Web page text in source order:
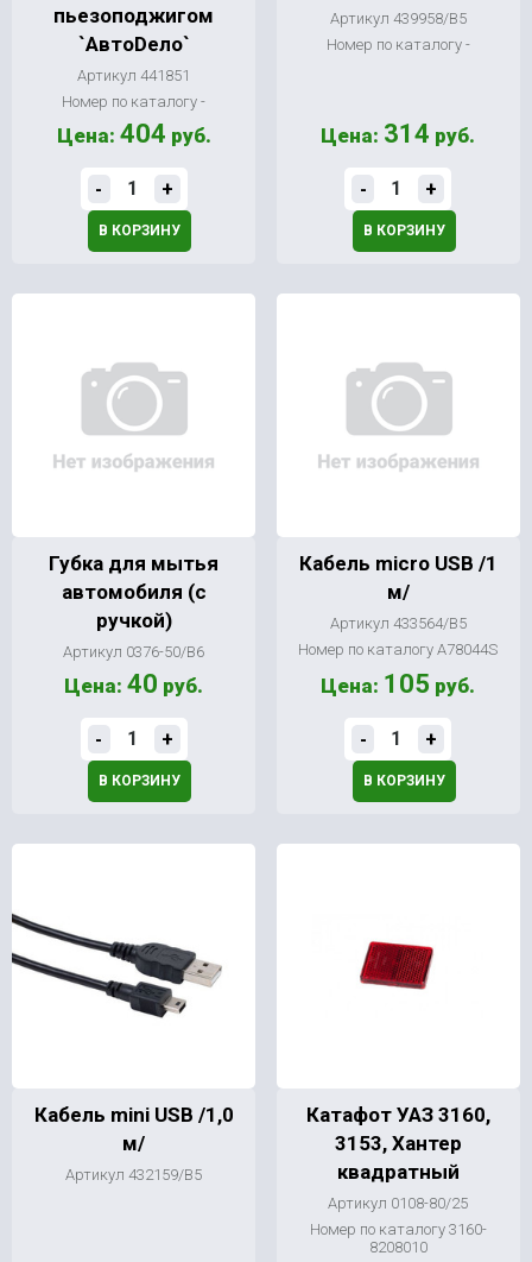
пьезоподжигом
`АвтоDeло`
Артикул 441851
Номер по каталогу -
Цена: 404 руб.
- +
В КОРЗИНУ
Артикул 439958/В5
Номер по каталогу -
Цена: 314 руб.
- +
В КОРЗИНУ
Губка для мытья
автомобиля (с
ручкой)
Артикул 0376-50/В6
Цена:40 руб.
- +
В КОРЗИНУ
Кабель micro USB /1
м/
Артикул 433564/В5
Номер по каталогу А78044S
Цена: 105 руб.
- +
В КОРЗИНУ
Кабель mini USB /1,0
м/
Артикул 432159/В5
Катафот УАЗ 3160,
3153, Хантер
квадратный
Артикул 0108-80/25
Номер по каталогу 3160-
8208010